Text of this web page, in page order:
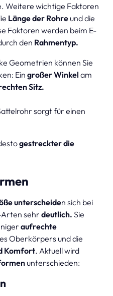
Weitere wichtige Faktoren
Länge der Rohre und die
Faktoren werden beim E-
den Rahmentyp.
Geometrien können Sie
Ein großer Winkel am
Sitz.
sorgt für einen
gestreckter die
unterscheiden sich bei
sehr deutlich. Sie
aufrechte
Oberkörpers und die
Komfort. Aktuell wird
unterschieden: